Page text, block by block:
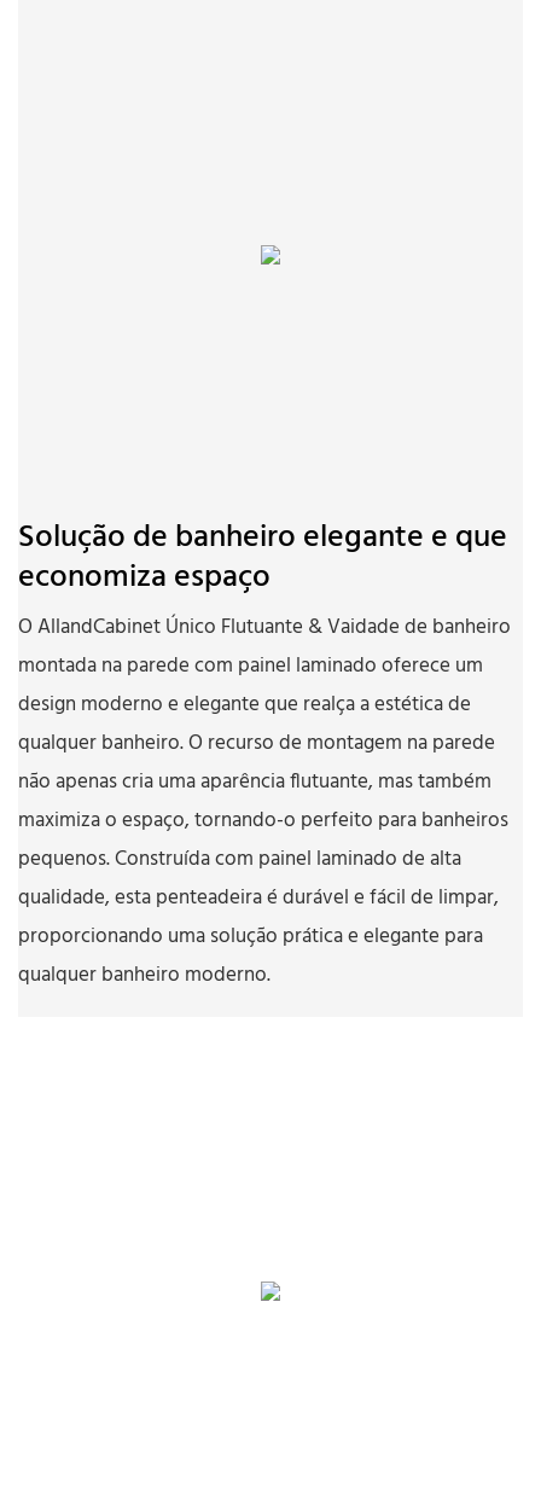
Solução de banheiro elegante e que
economiza espaço
O AllandCabinet Único Flutuante & Vaidade de banheiro
montada na parede com painel laminado oferece um
design moderno e elegante que realça a estética de
qualquer banheiro. O recurso de montagem na parede
não apenas cria uma aparência flutuante, mas também
maximiza o espaço, tornando-o perfeito para banheiros
pequenos. Construída com painel laminado de alta
qualidade, esta penteadeira é durável e fácil de limpar,
proporcionando uma solução prática e elegante para
qualquer banheiro moderno.